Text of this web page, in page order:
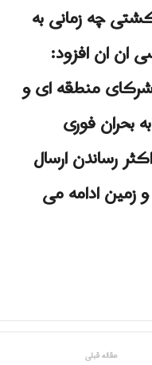
چه زمانی به
ان ان افزود:
شرکای منطقه ای و
بحران فوری
رساندن ارسال
زمین ادامه می
مقاله قبلی